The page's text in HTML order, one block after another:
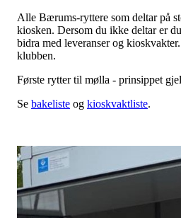
Alle Bærums-ryttere som deltar på
kiosken. Dersom du ikke deltar er
bidra med leveranser og
klubben.
Første rytter til mølla - prinsippet
Se bakeliste og kioskvaktliste.